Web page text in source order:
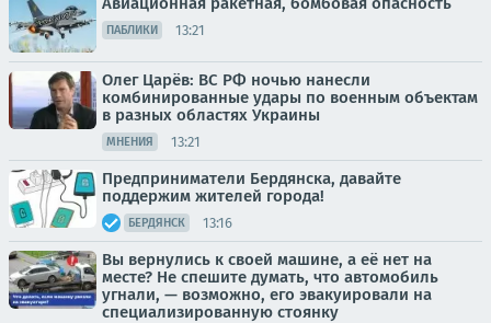
ПАБЛИКИ 13:21
Олег Царёв: ВС РФ ночью нанесли
комбинированные удары по военным объектам
в разных областях Украины
МНЕНИЯ 13:21
Предприниматели Бердянска, давайте
поддержим жителей города!
БЕРДЯНСК 13:16
Вы вернулись к своей машине, а её нет на
месте? Не спешите думать, что автомобиль
угнали, — возможно, его эвакуировали на
специализированную стоянку